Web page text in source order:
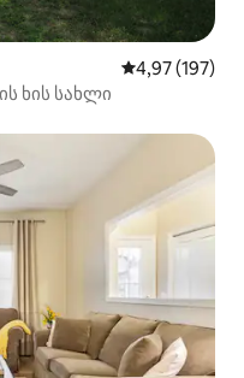
საშუალო
4,97 (197)
ხის სახლი